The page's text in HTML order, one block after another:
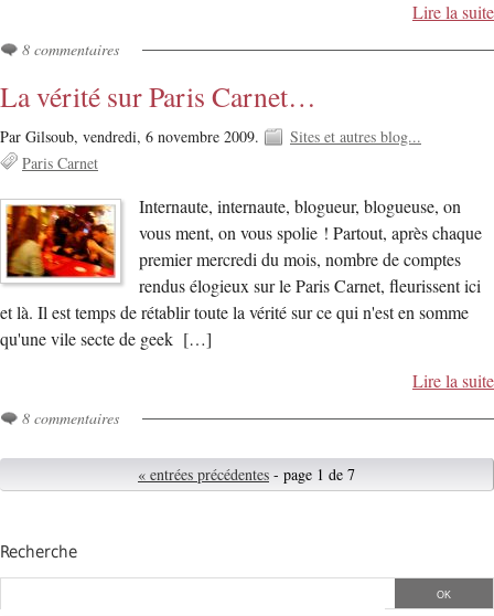
Lire la suite
8 commentaires
La vérité sur Paris Carnet…
Par Gilsoub, vendredi, 6 novembre 2009.
Sites et autres blog...
Paris Carnet
Internaute, internaute, blogueur, blogueuse, on
vous ment, on vous spolie ! Partout, après chaque
premier mercredi du mois, nombre de comptes
rendus élogieux sur le Paris Carnet, fleurissent ici
et là. Il est temps de rétablir toute la vérité sur ce qui n'est en somme
qu'une vile secte de geek […]
Lire la suite
8 commentaires
« entrées précédentes - page 1 de 7
Recherche